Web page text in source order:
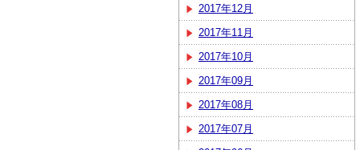
2017年12月
2017年11月
2017年10月
2017年09月
2017年08月
2017年07月